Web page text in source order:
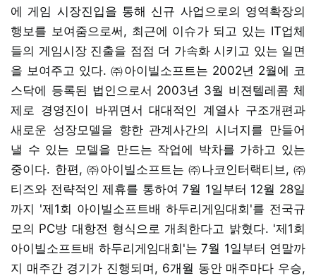
에 게임 시장진입을 통해 신규 사업으로의 영역확장의
행보를 보여줌으로써, 최근에 이슈가 되고 있는 IT업체
들의 게임시장 진출을 점점 더 가속화 시키고 있는 일면
을 보여주고 있다. ㈜아이빌소프트는 2002년 2월에 코
스닥에 등록된 법인으로서 2003년 3월 비젼텔레콤 체
제로 경영진이 바뀌면서 대대적인 계열사 구조개편과
새로운 성장모델을 향한 관계사간의 시너지를 만들어
낼 수 있는 모델을 만드는 작업에 박차를 가하고 있는
중이다. 한편, ㈜아이빌소프트는 ㈜나코인터랙티브, ㈜
티즈와 전략적인 제휴를 통하여 7월 1일부터 12월 28일
까지 '제1회 아이빌소프트배 하두리게임대회'를 전국규
모의 PC방 대항전 형식으로 개최한다고 밝혔다. '제1회
아이빌소프트배 하두리게임대회'는 7월 1일부터 연말까
지 매주간 경기가 진행되며, 6개월 동안 매주마다 우승,